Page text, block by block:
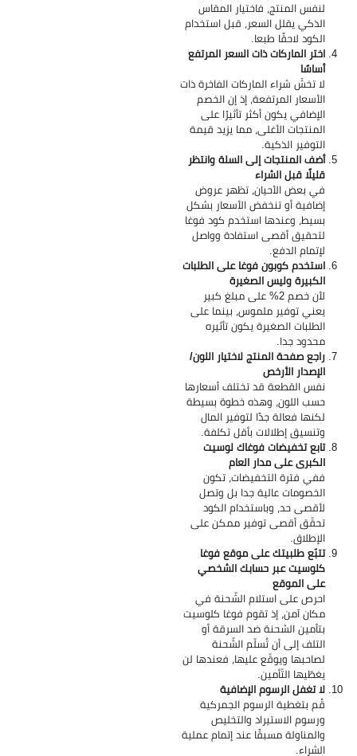
لنفس المنتج، فاختيار المقاس
الذكي يقلل السعر، قبل استخدام
الكود لاحقًا طبعا.
اختر الماركات ذات السعر المرتفع
أساسًا
لا تخشَ شراء الماركات الفاخرة ذات
الأسعار المرتفعة، إذ إن الخصم
الإضافي يكون أكثر تأثيرًا على
المنتجات الأغلى، مما يزيد قيمة
التوفير الذكية.
أضف المنتجات إلى السلة وانتظر
قليلًا قبل الشراء
في بعض الأحيان، تظهر عروض
إضافية أو تنخفض الأسعار بشكل
بسيط، وعندها استخدم كود فوغا
لتحقيق أقصى استفادة وواصل
لإتمام الدفع.
استخدم كوبون فوغا على الطلبات
الكبيرة وليس الصغيرة
لأن خصم 2% على مبلغ كبير
يعني توفير ملموس، بينما على
الطلبات الصغيرة يكون تأثيره
محدود جدا.
راجع صفحة المنتج لاختيار اللون/
الإصدار الأرخص
نفس القطعة قد تختلف أسعارها
حسب اللون، وهذه خطوة بسيطة
لكنها فعالة جدًا لتوفير المال
وتنسيق إطلالات بأقل تكلفة.
تابع تخفيضات فوغاك لوسيت
الكبرى على مدار العام
ففي فترة التخفيضات، تكون
الخصومات عالية جدا بل وتصل
لأقصى حد، وباستخدام الكود
تحقّق أقصى توفير ممكن على
الإطلاق.
تتبّع طلبيتك على موقع فوغا
كلوسيت عبر حسابك الشخصي
على الموقع
احرص على استلام الشّحنة في
مكان آمن، إذ تقوم فوغا كلوسيت
بتأمين الشحنة ضد السرقة أو
التلف إلى أن تُسلّم الشّحنة
لصاحبها ويوقّع عليها، فعندها لن
يغطّيها التّأمين.
لا تغفل الرسوم الإضافية
قُم بتغطية الرسوم الجمركية
ورسوم الاستيراد والتخليص
والمناولة مسبقًا عند إتمام عملية
الشراء.